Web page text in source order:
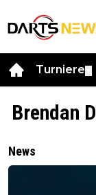
Turniere
Brendan
News